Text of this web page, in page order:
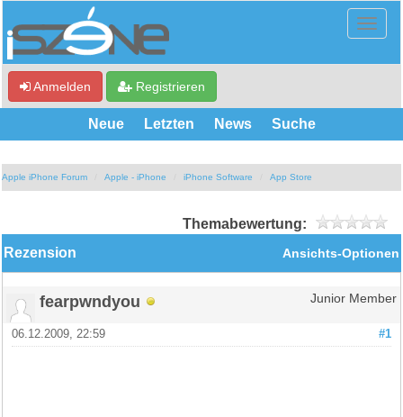
Anmelden Registrieren
Neue Letzten News Suche
Apple iPhone Forum Apple - iPhone iPhone Software App Store
Themabewertung:
Ansichts-Optionen
Rezension
fearpwndyou Junior Member
#1
06.12.2009, 22:59